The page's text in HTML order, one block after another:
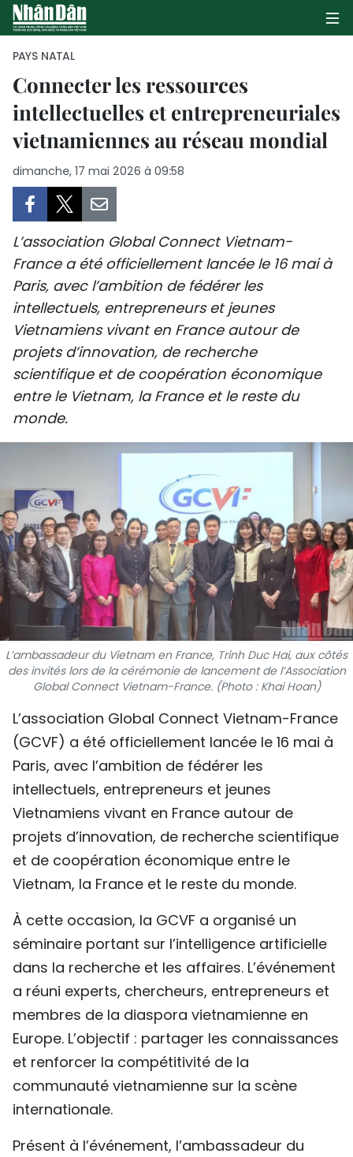
PAGE D'ACCUEIL
POLITIQUE
CULTURE
TOURISME
ENVIRONNEMENT
SPORT
PAYS NATAL
INTERNATIONAL
MÉGASTORIE
INFOGRAPHIE
PHOTO
VIDÉO
À PROPOS DU "PEUPLE"
TIẾNG VIỆT
ENGLISH
中文
РУССКИЙ
ESPAÑOL
PAYS NATAL
Connecter les ressources
intellectuelles et entrepreneuriales
vietnamiennes au réseau mondial
dimanche, 17 mai 2026 à 09:58
L’association Global Connect Vietnam-
France a été officiellement lancée le 16 mai à
Paris, avec l’ambition de fédérer les
intellectuels, entrepreneurs et jeunes
Vietnamiens vivant en France autour de
projets d’innovation, de recherche
scientifique et de coopération économique
entre le Vietnam, la France et le reste du
monde.
L’ambassadeur du Vietnam en France, Trinh Duc Hai, aux côtés
des invités lors de la cérémonie de lancement de l’Association
Global Connect Vietnam-France. (Photo : Khai Hoan)
L’association Global Connect Vietnam-France
(GCVF) a été officiellement lancée le 16 mai à
Paris, avec l’ambition de fédérer les
intellectuels, entrepreneurs et jeunes
Vietnamiens vivant en France autour de
projets d’innovation, de recherche scientifique
et de coopération économique entre le
Vietnam, la France et le reste du monde.
À cette occasion, la GCVF a organisé un
séminaire portant sur l’intelligence artificielle
dans la recherche et les affaires. L’événement
a réuni experts, chercheurs, entrepreneurs et
membres de la diaspora vietnamienne en
Europe. L’objectif : partager les connaissances
et renforcer la compétitivité de la
communauté vietnamienne sur la scène
internationale.
Présent à l’événement, l’ambassadeur du